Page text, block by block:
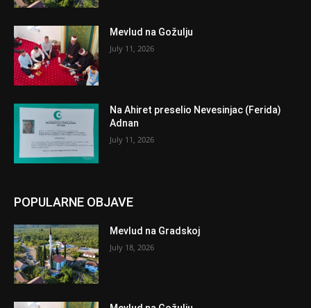
Mevlud na Gožulju
July 11, 2026
Na Ahiret preselio Nevesinjac (Ferida)
Adnan
July 11, 2026
POPULARNE OBJAVE
Mevlud na Gradskoj
July 18, 2026